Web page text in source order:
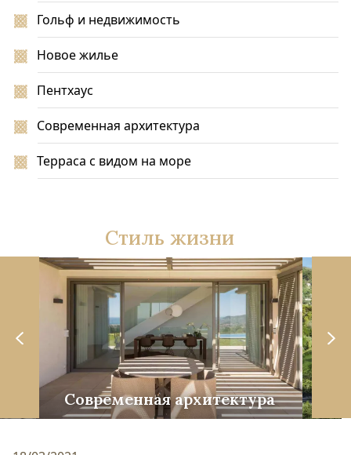
Гольф и недвижимость
Новое жилье
Пентхаус
Современная архитектура
Терраса с видом на море
Стиль жизни
Современная архитектура